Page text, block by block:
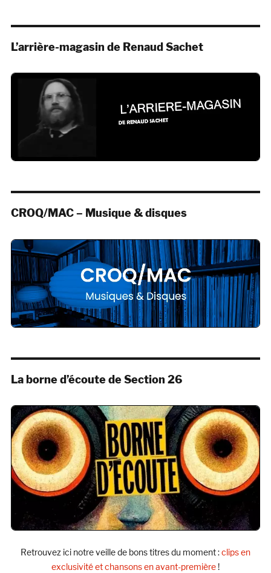
L’arrière-magasin de Renaud Sachet
CROQ/MAC – Musique & disques
La borne d’écoute de Section 26
Retrouvez ici notre veille de bons titres du moment :clips en
exclusivité et chansons en avant-première !